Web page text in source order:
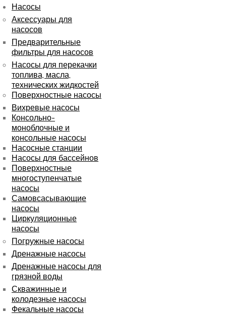
Насосы
Аксессуары для
насосов
Предварительные
фильтры для насосов
Насосы для перекачки
топлива, масла,
технических жидкостей
Поверхностные насосы
Вихревые насосы
Консольно-
моноблочные и
консольные насосы
Насосные станции
Насосы для бассейнов
Поверхностные
многоступенчатые
насосы
Самовсасывающие
насосы
Циркуляционные
насосы
Погружные насосы
Дренажные насосы
Дренажные насосы для
грязной воды
Скважинные и
колодезные насосы
Фекальные насосы